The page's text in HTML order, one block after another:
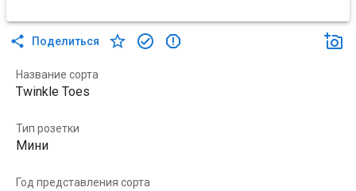
Поделиться
Название сорта
Twinkle Toes
Тип розетки
Мини
Год представления сорта